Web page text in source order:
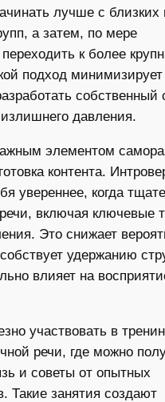
лучше с близких
а затем, по мере
к более
подход минимизирует
собственный
давления.
элементом
контента.
увереннее, когда
речи, включая ключевые
Это снижает
удержанию
влияет на
участвовать в
речи, где можно
и советы от опытных
Такие занятия создают